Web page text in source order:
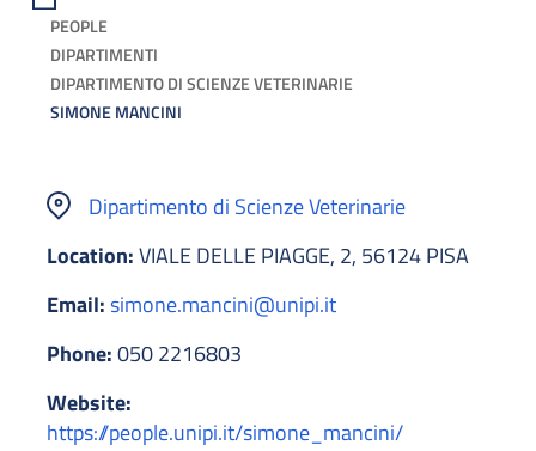
PEOPLE
DIPARTIMENTI
DIPARTIMENTO DI SCIENZE VETERINARIE
SIMONE MANCINI
Dipartimento di Scienze Veterinarie
Location:VIALE DELLE PIAGGE, 2, 56124 PISA
Email:simone.mancini@unipi.it
Phone:050 2216803
Website:
https://people.unipi.it/simone_mancini/